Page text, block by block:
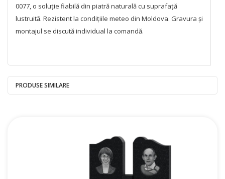
0077, o soluție fiabilă din piatră naturală cu suprafață
lustruită. Rezistent la condițiile meteo din Moldova. Gravura și
montajul se discută individual la comandă.
PRODUSE SIMILARE